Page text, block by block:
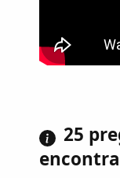
25